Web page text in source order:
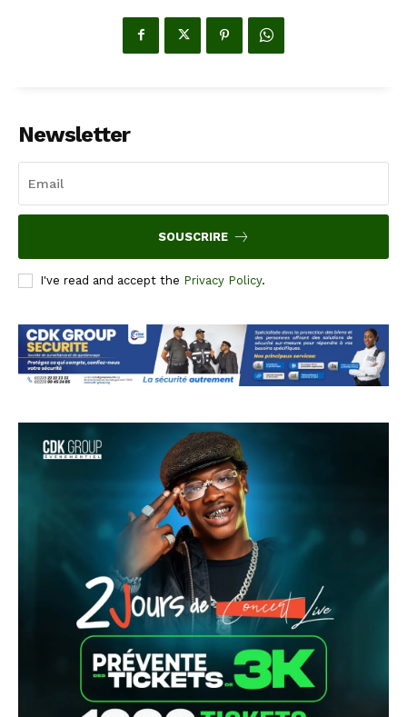
Newsletter
SOUSCRIRE
I've read and accept the Privacy Policy.